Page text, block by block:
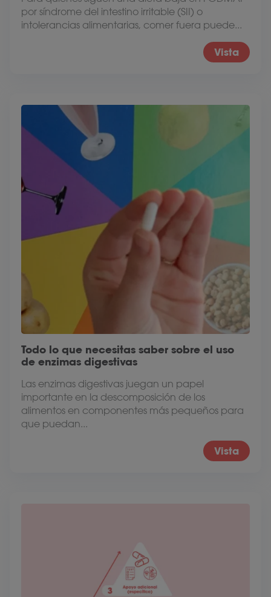
por síndrome del intestino irritable (SII) o
intolerancias alimentarias, comer fuera puede...
Vista
Todo lo que necesitas saber sobre el uso
de enzimas digestivas
Las enzimas digestivas juegan un papel
importante en la descomposición de los
alimentos en componentes más pequeños para
que puedan...
Vista